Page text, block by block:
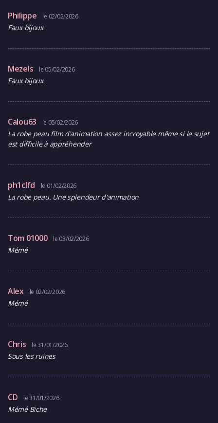
Philippe le 02/02/2026
Faux bijoux
Mezels le 05/02/2026
Faux bijoux
Calou63 le 05/02/2026
La robe peau film d'animation assez incroyable même si le sujet
est difficile à appréhender
ph1clfd le 01/02/2026
La robe peau. Une splendeur d'animation
Tom 01000 le 03/02/2026
Mémé
Alex le 02/02/2026
Mémé
Chris le 31/01/2026
Sous les ruines
CD le 31/01/2026
Mémé Biche